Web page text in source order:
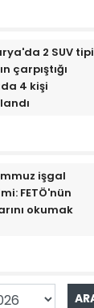
2 SUV tipi
çarpıştığı
4 kişi
işgal
FETÖ'nün
okumak